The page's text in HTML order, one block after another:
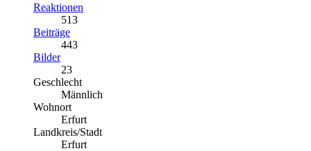
Reaktionen
513
Beiträge
443
Bilder
23
Geschlecht
Männlich
Wohnort
Erfurt
Landkreis/Stadt
Erfurt